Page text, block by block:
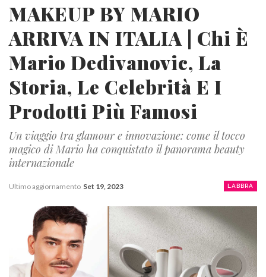
MAKEUP BY MARIO
ARRIVA IN ITALIA | Chi È
Mario Dedivanovic, La
Storia, Le Celebrità E I
Prodotti Più Famosi
Un viaggio tra glamour e innovazione: come il tocco
magico di Mario ha conquistato il panorama beauty
internazionale
LABBRA
Ultimo aggiornamento Set 19, 2023